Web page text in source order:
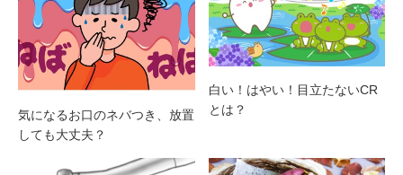
気になるお口のネバつき、放置
しても大丈夫？
白い！はやい！目立たないCR
とは？